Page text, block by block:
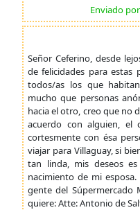
Enviado
Señor Ceferino, desde
de felicidades para estas
todos/as los que
mucho que personas
hacia el otro, creo que no
acuerdo con alguien, el
cortesmente con ésa
viajar para Villaguay, si
tan linda, mis deseos
nacimiento de mi
gente del Súpermercado
quiere: Atte: Antonio de